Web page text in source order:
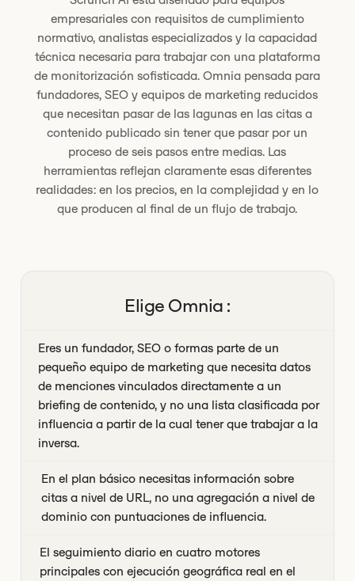
empresariales con requisitos de cumplimiento
normativo, analistas especializados y la capacidad
técnica necesaria para trabajar con una plataforma
de monitorización sofisticada. Omnia pensada para
fundadores, SEO y equipos de marketing reducidos
que necesitan pasar de las lagunas en las citas a
contenido publicado sin tener que pasar por un
proceso de seis pasos entre medias. Las
herramientas reflejan claramente esas diferentes
realidades: en los precios, en la complejidad y en lo
que producen al final de un flujo de trabajo.
Elige Omnia :
Eres un fundador, SEO o formas parte de un
pequeño equipo de marketing que necesita datos
de menciones vinculados directamente a un
briefing de contenido, y no una lista clasificada por
influencia a partir de la cual tener que trabajar a la
inversa.
En el plan básico necesitas información sobre
citas a nivel de URL, no una agregación a nivel de
dominio con puntuaciones de influencia.
El seguimiento diario en cuatro motores
principales con ejecución geográfica real en el